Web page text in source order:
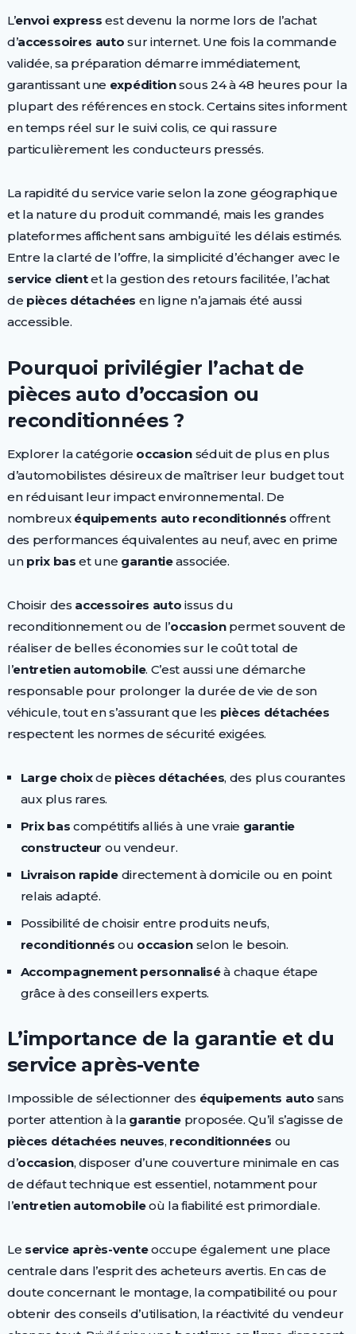
L’envoi express est devenu la norme lors de l’achat
d’accessoires auto sur internet. Une fois la commande
validée, sa préparation démarre immédiatement,
garantissant une expéditionsous 24 à 48 heures pour la
plupart des références en stock. Certains sites informent
en temps réel sur le suivi colis, ce qui rassure
particulièrement les conducteurs pressés.
La rapidité du service varie selon la zone géographique
et la nature du produit commandé, mais les grandes
plateformes affichent sans ambiguïté les délais estimés.
Entre la clarté de l’offre, la simplicité d’échanger avec le
service clientet la gestion des retours facilitée, l’achat
de pièces détachées en ligne n’a jamais été aussi
accessible.
Pourquoi privilégier l’achat de
pièces auto d’occasion ou
reconditionnées ?
Explorer la catégorie occasionséduit de plus en plus
d’automobilistes désireux de maîtriser leur budget tout
en réduisant leur impact environnemental. De
nombreux équipements auto reconditionnés offrent
des performances équivalentes au neuf, avec en prime
un prix bas et une garantieassociée.
Choisir des accessoires auto issus du
reconditionnement ou de l’occasionpermet souvent de
réaliser de belles économies sur le coût total de
l’entretien automobile. C’est aussi une démarche
responsable pour prolonger la durée de vie de son
véhicule, tout en s’assurant que les pièces détachées
respectent les normes de sécurité exigées.
Large choixde pièces détachées, des plus courantes
aux plus rares.
Prix bas compétitifs alliés à une vraie garantie
constructeur ou vendeur.
Livraison rapidedirectement à domicile ou en point
relais adapté.
Possibilité de choisir entre produits neufs,
reconditionnés ou occasionselon le besoin.
Accompagnement personnaliséà chaque étape
grâce à des conseillers experts.
L’importance de la garantie et du
service après-vente
Impossible de sélectionner des équipements auto sans
porter attention à la garantieproposée. Qu’il s’agisse de
pièces détachées neuves, reconditionnées ou
d’occasion, disposer d’une couverture minimale en cas
de défaut technique est essentiel, notamment pour
l’entretien automobileoù la fiabilité est primordiale.
Le service après-venteoccupe également une place
centrale dans l’esprit des acheteurs avertis. En cas de
doute concernant le montage, la compatibilité ou pour
obtenir des conseils d’utilisation, la réactivité du vendeur